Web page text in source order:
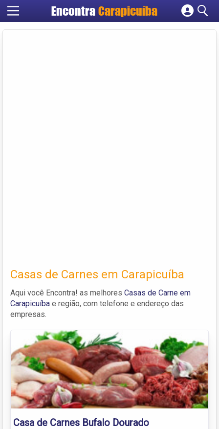
EncontraCarapicuíba
Cadastrar empresa
Casas de Carnes em Carapicuíba
Aqui você Encontra! as melhores Casas de Carne em
Carapicuíba e região, com telefone e endereço das
empresas.
Casa de Carnes Bufalo Dourado